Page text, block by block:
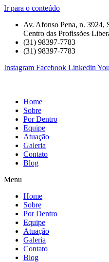
Ir para o conteúdo
Av. Afonso Pena, n. 3924,
Centro das Profissões
(31) 98397-7783
(31) 98397-7783
Instagram Facebook Linkedin
Home
Sobre
Por Dentro
Equipe
Atuação
Galeria
Contato
Blog
Menu
Home
Sobre
Por Dentro
Equipe
Atuação
Galeria
Contato
Blog